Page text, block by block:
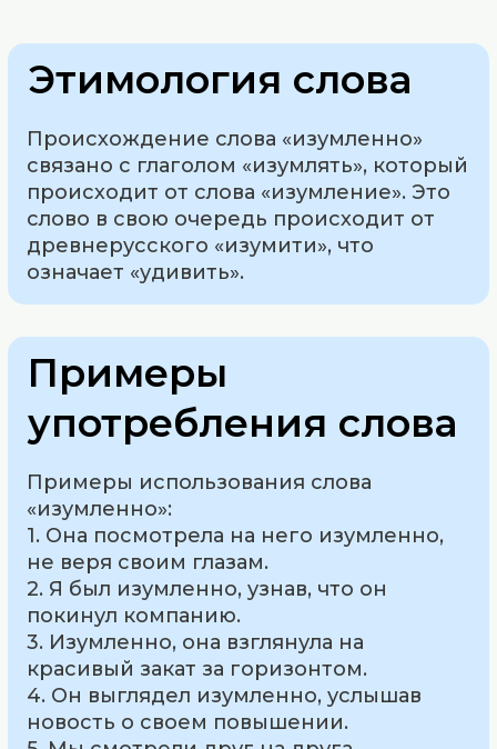
Этимология слова
Происхождение слова «изумленно»
связано с глаголом «изумлять», который
происходит от слова «изумление». Это
слово в свою очередь происходит от
древнерусского «изумити», что
означает «удивить».
Примеры
употребления слова
Примеры использования слова
«изумленно»:
1. Она посмотрела на него изумленно,
не веря своим глазам.
2. Я был изумленно, узнав, что он
покинул компанию.
3. Изумленно, она взглянула на
красивый закат за горизонтом.
4. Он выглядел изумленно, услышав
новость о своем повышении.